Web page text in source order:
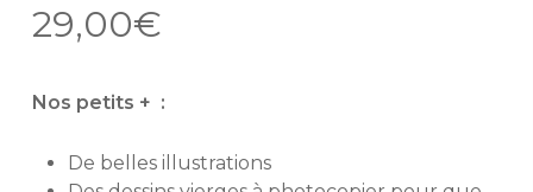
29,00€
Nos petits + :
De belles illustrations